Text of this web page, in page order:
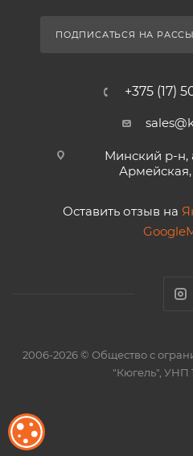
ПОДПИСАТЬСЯ НА
+375 (17)
Минский р-н,
Армейская,
Оставить отзыв на
2006-2026 © Общество с
"Кюгель", УНП
ОБРАБОТКА ФАЙЛОВ